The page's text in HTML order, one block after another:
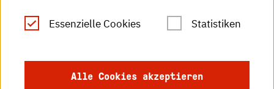
Leichte Sprache
Essenzielle Cookies Statistiken
Alle Cookies akzeptieren